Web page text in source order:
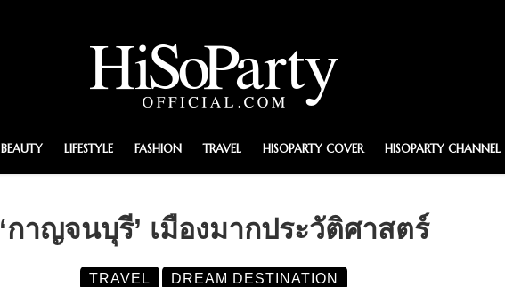
BEAUTY LIFESTYLE FASHION TRAVEL HISOPARTY COVER HISOPARTY CHANNEL
‘กาญจนบุรี’ เมืองมากประวัติศาสตร์
TRAVEL DREAM DESTINATION